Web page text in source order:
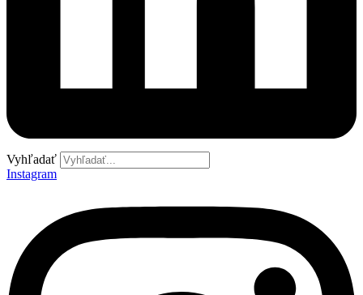
Vyhľadať
Instagram